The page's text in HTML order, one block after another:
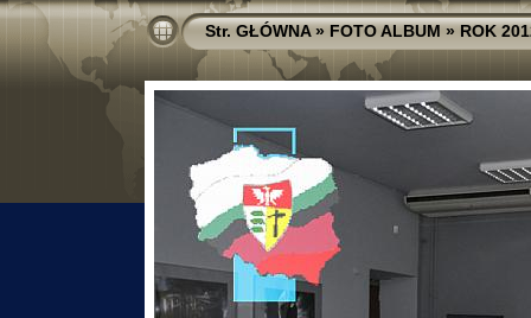
Str. GŁÓWNA»FOTO ALBUM»ROK